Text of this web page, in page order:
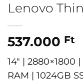
Lenovo
537.000 Ft
14″ | 2880×1800
RAM | 1024GB